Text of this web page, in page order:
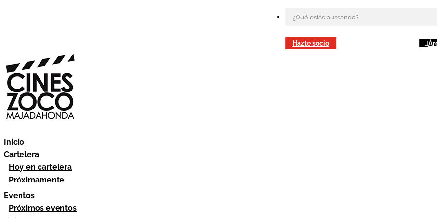
Hazte socio
Inicio
Cartelera
Hoy en cartelera
Próximamente
Eventos
Próximos eventos